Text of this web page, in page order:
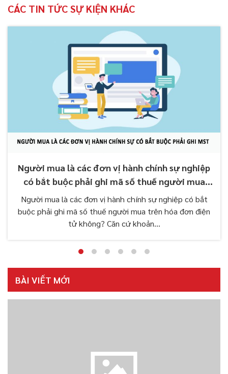
BÀI VIẾT MỚI
CÁC TIN TỨC SỰ KIỆN KHÁC
Người mua là các đơn vị hành chính sự nghiệp
có bắt buộc phải ghi mã số thuế người mua
trên hóa đơn điện tử không?
Người mua là các đơn vị hành chính sự nghiệp có bắt
buộc phải ghi mã số thuế người mua trên hóa đơn điện
tử không? Căn cứ khoản...